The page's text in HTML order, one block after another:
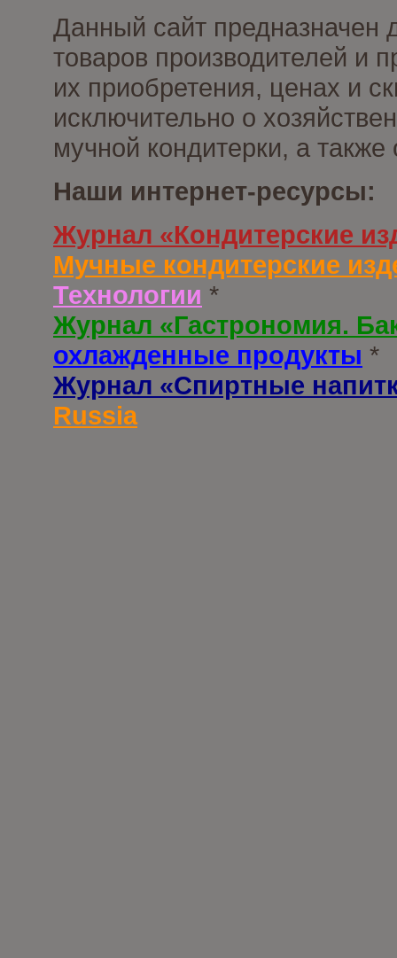
Данный сайт предназначен
товаров производителей и
их приобретения, ценах и
исключительно о
мучной кондитерки, а
Наши интернет-ресурсы:
Журнал «Кондитерские
Мучные кондитерские
Технологии *
Журнал «Гастрономия.
охлажденные продукты *
Журнал «Спиртные
Russia